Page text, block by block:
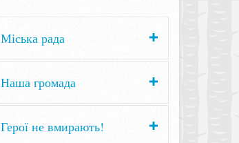
Міська рада
Наша громада
Герої не вмирають!